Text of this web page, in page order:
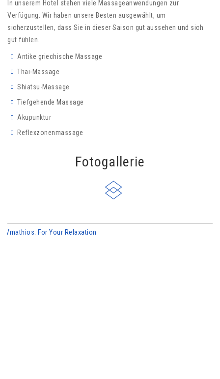
In unserem Hotel stehen viele Massageanwendungen zur
Verfügung. Wir haben unsere Besten ausgewählt, um
sicherzustellen, dass Sie in dieser Saison gut aussehen und sich
gut fühlen.
Antike griechische Μassage
Thai-Massage
Shiatsu-Massage
Tiefgehende Massage
Akupunktur
Reflexzonenmassage
Fotogallerie